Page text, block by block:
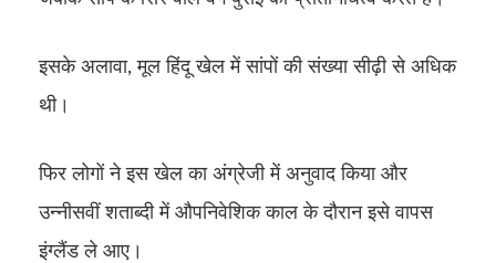
इसके अलावा, मूल हिंदू खेल में सांपों की संख्या सीढ़ी से अधिक
थी।
फिर लोगों ने इस खेल का अंग्रेजी में अनुवाद किया और
उन्नीसवीं शताब्दी में औपनिवेशिक काल के दौरान इसे वापस
इंग्लैंड ले आए।